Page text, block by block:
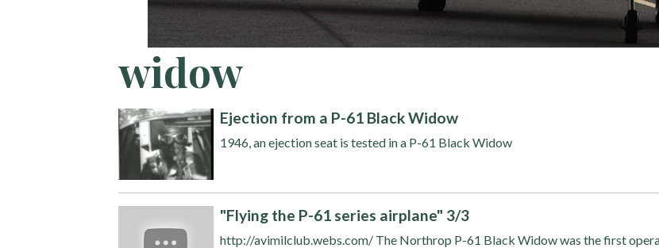
widow
Ejection from a P-61 Black Widow
1946, an ejection seat is tested in a P-61 Black Widow
"Flying the P-61 series airplane" 3/3
http://avimilclub.webs.com/ The Northrop P-61 Black Widow was the first